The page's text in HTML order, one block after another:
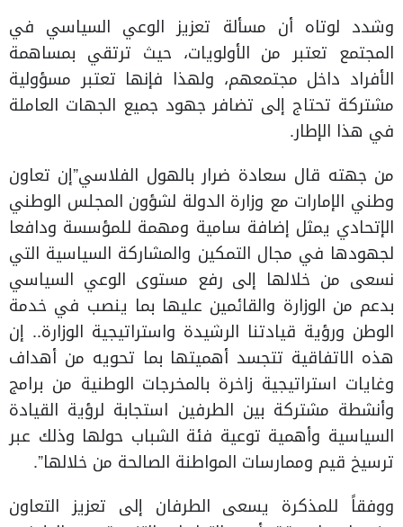
وشدد لوتاه أن مسألة تعزيز الوعي السياسي في
المجتمع تعتبر من الأولويات، حيث ترتقي بمساهمة
الأفراد داخل مجتمعهم، ولهذا فإنها تعتبر مسؤولية
مشتركة تحتاج إلى تضافر جهود جميع الجهات العاملة
في هذا الإطار.
من جهته قال سعادة ضرار بالهول الفلاسي”إن تعاون
وطني الإمارات مع وزارة الدولة لشؤون المجلس الوطني
الإتحادي يمثل إضافة سامية ومهمة للمؤسسة ودافعا
لجهودها في مجال التمكين والمشاركة السياسية التي
نسعى من خلالها إلى رفع مستوى الوعي السياسي
بدعم من الوزارة والقائمين عليها بما ينصب في خدمة
الوطن ورؤية قيادتنا الرشيدة واستراتيجية الوزارة.. إن
هذه الاتفاقية تتجسد أهميتها بما تحويه من أهداف
وغايات استراتيجية زاخرة بالمخرجات الوطنية من برامج
وأنشطة مشتركة بين الطرفين استجابة لرؤية القيادة
السياسية وأهمية توعية فئة الشباب حولها وذلك عبر
ترسيخ قيم وممارسات المواطنة الصالحة من خلالها”.
ووفقاً للمذكرة يسعى الطرفان إلى تعزيز التعاون